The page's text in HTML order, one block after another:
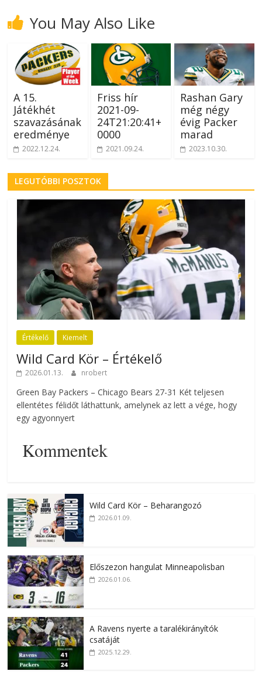
You May Also Like
A 15.
Játékhét
szavazásának
eredménye
2022.12.24.
Friss hír
2021-09-
24T21:20:41+
0000
2021.09.24.
Rashan Gary
még négy
évig Packer
marad
2023.10.30.
LEGUTÓBBI POSZTOK
Értékelő Kiemelt
Wild Card Kör – Értékelő
2026.01.13. nrobert
Green Bay Packers – Chicago Bears 27-31 Két teljesen
ellentétes félidőt láthattunk, amelynek az lett a vége, hogy
egy agyonnyert
Kommentek
Wild Card Kör – Beharangozó
2026.01.09.
Előszezon hangulat Minneapolisban
2026.01.06.
A Ravens nyerte a taralékirányítók
csatáját
2025.12.29.